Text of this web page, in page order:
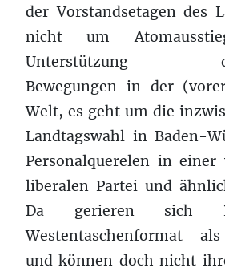
der Vorstandsetagen des
nicht um
Unterstützung
Bewegungen in der
Welt, es geht um die
Landtagswahl in Baden-
Personalquerelen in einer
liberalen Partei und
Da gerieren sich
Westentaschenformat
und können doch nicht